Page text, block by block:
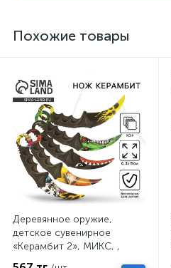
Похожие товары
Деревянное оружие,
детское сувенирное
«Керамбит 2», МИКС, ,